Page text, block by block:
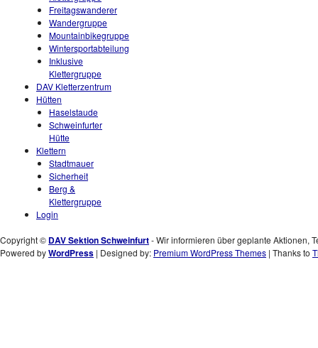
Freitagswanderer
Wandergruppe
Mountainbikegruppe
Wintersportabteilung
Inklusive
Klettergruppe
DAV Kletterzentrum
Hütten
Haselstaude
Schweinfurter
Hütte
Klettern
Stadtmauer
Sicherheit
Berg &
Klettergruppe
Login
Copyright © DAV Sektion Schweinfurt- Wir informieren über geplante Aktionen,
Powered byWordPress | Designed by: Premium WordPress Themes | Thanks to